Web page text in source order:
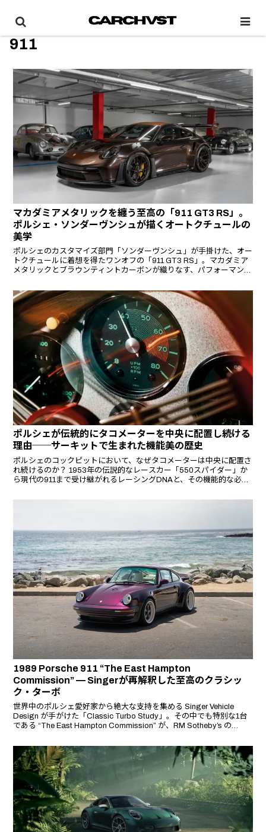
911
マカダミアメタリックを纏う至高の「911 GT3 RS」。
ポルシェ・ソンダーヴンシュが描くオートクチュールの
美学
ポルシェのカスタマイズ部門「ソンダーヴンシュ」が手掛けた、オー
トクチュールに着想を得たワンオフの「911 GT3 RS」。マカダミア
メタリックとブラウンティントカーボンが織りなす、パフォーマンス
ポルシェが伝統的にタコメーターを中央に配置し続ける
理由──サーキットで生まれた機能美の歴史
ポルシェのコックピットにおいて、なぜタコメーターは中央に配置さ
れ続けるのか？ 1953年の伝説的なレースカー「550スパイダー」か
ら現代の911まで受け継がれるレーシングDNAと、その機能的な必然
1989 Porsche 911 “The East Hampton
Commission” — Singerが再解釈した至高のクラシッ
ク・ターボ
世界中のポルシェ愛好家から絶大な支持を集める Singer Vehicle
Design が手がけた「Classic Turbo Study」。その中でも特別な1台
である “The East Hampton Commission” が、RM Sotheby’s の
マイル未満の走行距離で、まさに新車同然のコンディションを誇る。